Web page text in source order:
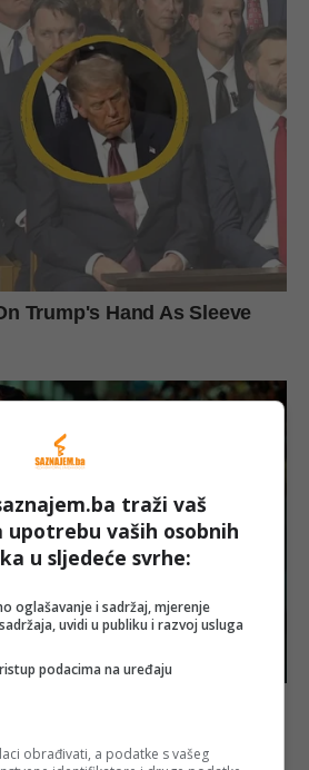
traži vaš
upotrebu vaših osobnih
u sljedeće svrhe:
oglašavanje i sadržaj, mjerenje
uvidi u publiku i razvoj usluga
podacima na uređaju
obrađivati, a podatke s vašeg